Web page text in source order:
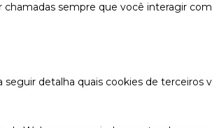
chamadas sempre que você interagir
detalha quais cookies de terceiros